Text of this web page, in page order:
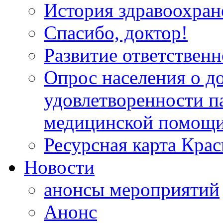
История
Спасибо, доктор!
Развитие
Опрос населения о
удовлетворенности
медицинской
Ресурсная карта
Новости
анонсы мероприятий
Анонс